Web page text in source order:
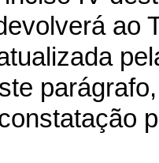
ao